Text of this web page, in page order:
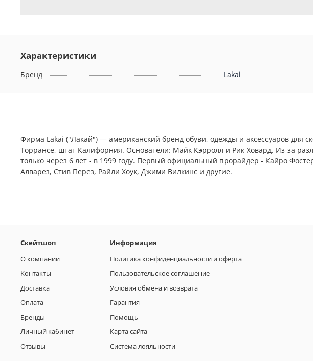
Характеристики
Бренд Lakai
Фирма Lakai ("Лакай") — американский бренд обуви, одежды и аксессуаров для
Торрансе, штат Калифорния. Основатели: Майк Кэрролл и Рик Ховард. Из-за
только через 6 лет - в 1999 году. Первый официальный прорайдер - Кайро
Алварез, Стив Перез, Райли Хоук, Джими Вилкинс и другие.
Скейтшоп
О компании
Контакты
Доставка
Оплата
Бренды
Личный кабинет
Отзывы
Информация
Политика конфиденциальности и оферта
Пользовательское соглашение
Условия обмена и возврата
Гарантия
Помощь
Карта сайта
Система лояльности